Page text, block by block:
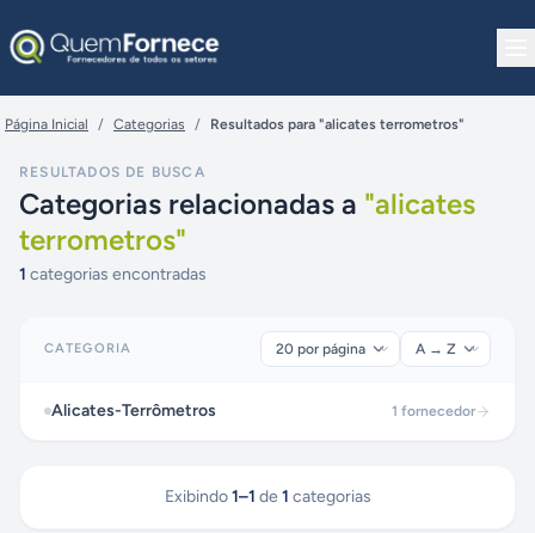
Página Inicial / Categorias / Resultados para "alicates terrometros"
RESULTADOS DE BUSCA
Categorias relacionadas a "alicates
terrometros"
1 categorias encontradas
CATEGORIA
Alicates-Terrômetros 1 fornecedor
Exibindo 1–1 de 1 categorias